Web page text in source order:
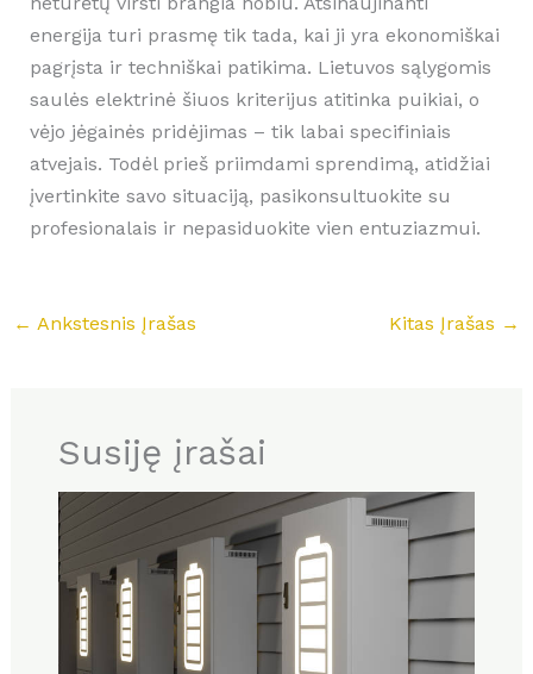
energija turi prasmę tik tada, kai ji yra ekonomiškai
pagrįsta ir techniškai patikima. Lietuvos sąlygomis
saulės elektrinė šiuos kriterijus atitinka puikiai, o
vėjo jėgainės pridėjimas – tik labai specifiniais
atvejais. Todėl prieš priimdami sprendimą, atidžiai
įvertinkite savo situaciją, pasikonsultuokite su
profesionalais ir nepasiduokite vien entuziazmui.
← Ankstesnis Įrašas Kitas Įrašas →
Susiję įrašai